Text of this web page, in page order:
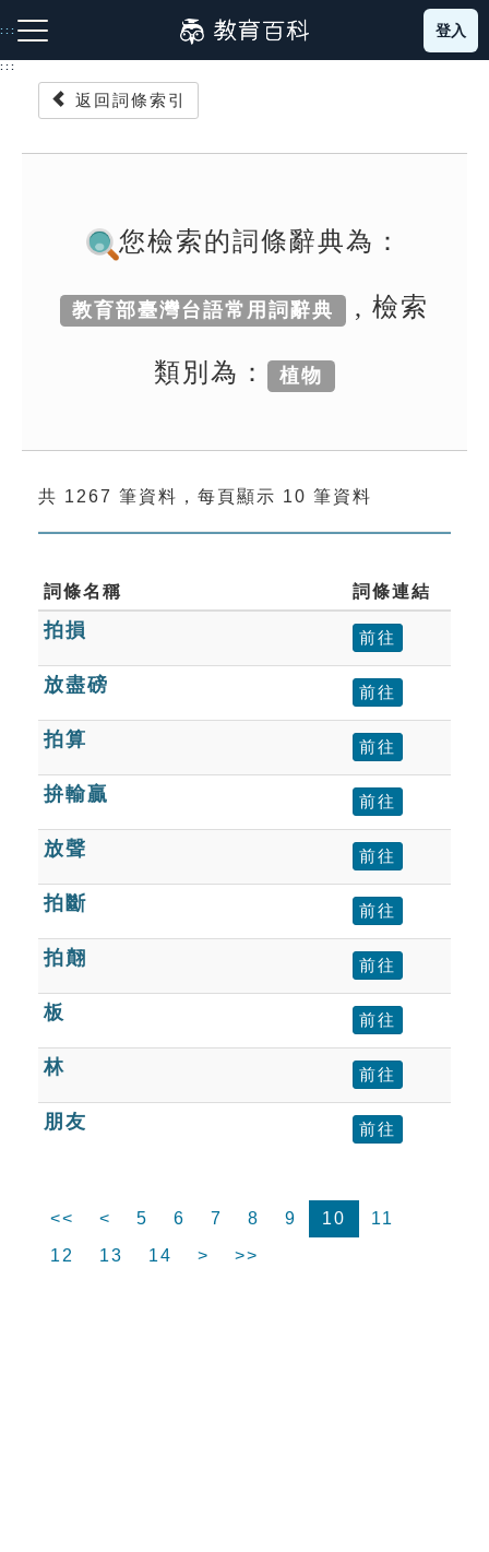
到
主
:::
成語故事
索引選單
單字索引
生命大百科索引
遊戲專區
教學應用
貓頭鷹博士
登入
:::
返回詞條索引
您檢索的詞條辭典為：
教育部臺灣台語常用詞辭典 , 檢索
類別為： 植物
共 1267 筆資料，每頁顯示 10 筆資料
詞條名稱 詞條連結
拍損 前往
放盡磅 前往
拍算 前往
拚輸贏 前往
放聲 前往
拍斷 前往
拍翸 前往
板 前往
林 前往
朋友 前往
<< < 5 6 7 8 9 10
11
12
13 14 > >>